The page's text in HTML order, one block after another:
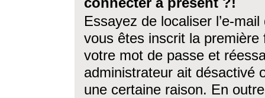
Essayez de localiser l’e-
vous êtes inscrit la première
votre mot de passe et
administrateur ait désactivé
une certaine raison. En